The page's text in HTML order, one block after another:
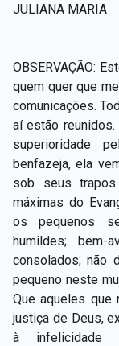
JULIANA MARIA
OBSERVAÇÃO:
quem quer que
comunicações.
aí estão
superioridade
benfazeja, ela
sob seus
máximas do
os pequenos
humildes; bem-
consolados; não
pequeno neste
Que aqueles que
justiça de Deus,
à infelicidade